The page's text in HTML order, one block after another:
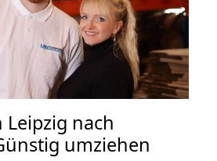
Leipzig nach
umziehen